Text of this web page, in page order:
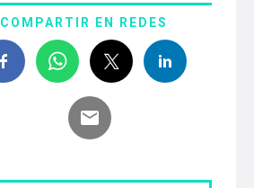
COMPARTIR EN REDES